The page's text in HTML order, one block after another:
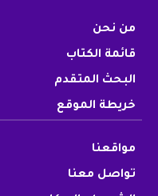
من نحن
قائمة الكتاب
البحث المتقدم
خريطة الموقع
مواقعنا
تواصل معنا